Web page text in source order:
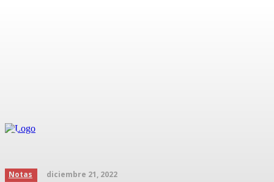
Con todo y golpe,
Notas diciembre 21, 2022